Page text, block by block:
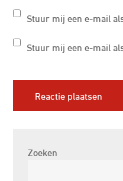
Stuur mij een e-mail
Stuur mij een e-mail
Zoeken